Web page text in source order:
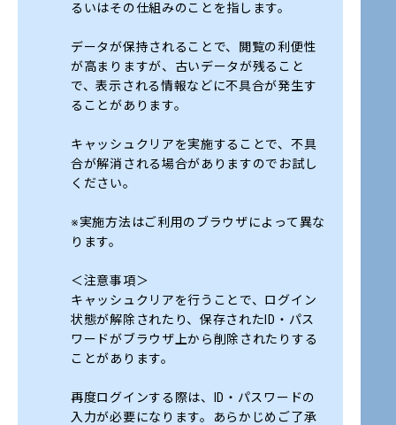
るいはその仕組みのことを指します。
データが保持されることで、閲覧の利便性
が高まりますが、古いデータが残ること
で、表示される情報などに不具合が発生す
ることがあります。
キャッシュクリアを実施することで、不具
合が解消される場合がありますのでお試し
ください。
※実施方法はご利用のブラウザによって異な
ります。
＜注意事項＞
キャッシュクリアを行うことで、ログイン
状態が解除されたり、保存されたID・パス
ワードがブラウザ上から削除されたりする
ことがあります。
再度ログインする際は、ID・パスワードの
入力が必要になります。あらかじめご了承